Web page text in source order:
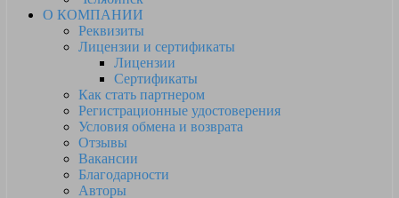
О КОМПАНИИ
Реквизиты
Лицензии и сертификаты
Лицензии
Сертификаты
Как стать партнером
Регистрационные удостоверения
Условия обмена и возврата
Отзывы
Вакансии
Благодарности
Авторы